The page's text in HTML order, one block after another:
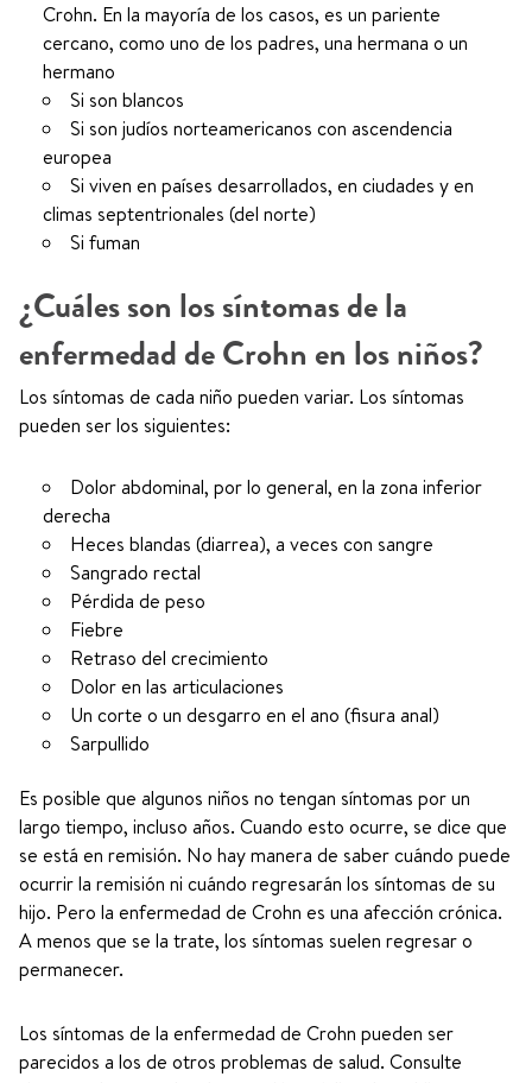
Crohn. En la mayoría de los casos, es un pariente
cercano, como uno de los padres, una hermana o un
hermano
Si son blancos
Si son judíos norteamericanos con ascendencia
europea
Si viven en países desarrollados, en ciudades y en
climas septentrionales (del norte)
Si fuman
¿Cuáles son los síntomas de la
enfermedad de Crohn en los niños?
Los síntomas de cada niño pueden variar. Los síntomas
pueden ser los siguientes:
Dolor abdominal, por lo general, en la zona inferior
derecha
Heces blandas (diarrea), a veces con sangre
Sangrado rectal
Pérdida de peso
Fiebre
Retraso del crecimiento
Dolor en las articulaciones
Un corte o un desgarro en el ano (fisura anal)
Sarpullido
Es posible que algunos niños no tengan síntomas por un
largo tiempo, incluso años. Cuando esto ocurre, se dice que
se está en remisión. No hay manera de saber cuándo puede
ocurrir la remisión ni cuándo regresarán los síntomas de su
hijo. Pero la enfermedad de Crohn es una afección crónica.
A menos que se la trate, los síntomas suelen regresar o
permanecer.
Los síntomas de la enfermedad de Crohn pueden ser
parecidos a los de otros problemas de salud. Consulte